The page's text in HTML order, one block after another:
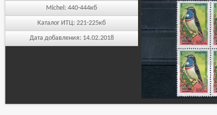
Michel:440-444кб
Каталог ИТЦ:221-225кб
Дата добавления: 14.02.2018